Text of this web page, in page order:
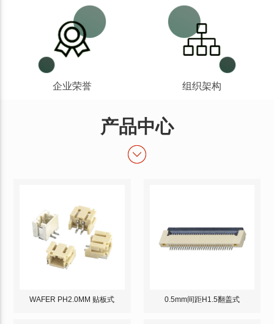
企业荣誉 组织架构
产品中心
WAFER PH2.0MM 贴板式 0.5mm间距H1.5翻盖式